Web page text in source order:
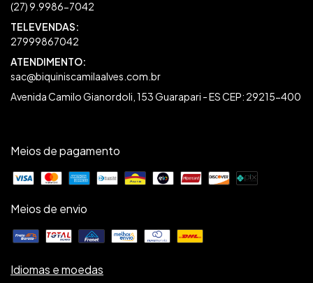
27999867042
sac@biquiniscamilaalves.com.br
Avenida Camilo Gianordoli, 153 Guarapari - ES CEP: 29215-400
Meios de pagamento
Meios de envio
Idiomas e moedas